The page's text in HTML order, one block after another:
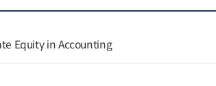
Equity in Accounting